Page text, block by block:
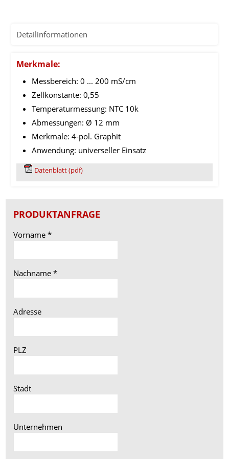
Detailinformationen
Merkmale:
Messbereich: 0 ... 200 mS/cm
Zellkonstante: 0,55
Temperaturmessung: NTC 10k
Abmessungen: Ø 12 mm
Merkmale: 4-pol. Graphit
Anwendung: universeller Einsatz
Datenblatt (pdf)
PRODUKTANFRAGE
Vorname*
Nachname*
Adresse
PLZ
Stadt
Unternehmen